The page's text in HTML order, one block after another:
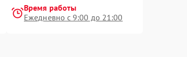
Время работы
Ежедневно с 9:00 до 21:00